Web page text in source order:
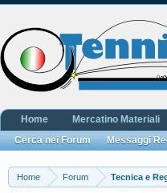
Home Forum Tecnica e
Home Mercatino Materiali
Cerca nei Forum
Messaggi